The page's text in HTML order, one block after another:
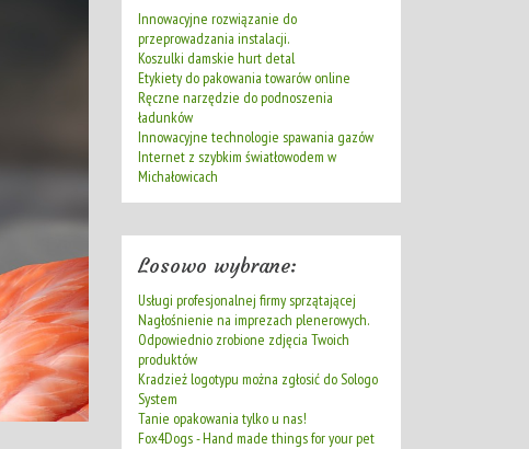
Innowacyjne rozwiązanie do
przeprowadzania instalacji.
Koszulki damskie hurt detal
Etykiety do pakowania towarów online
Ręczne narzędzie do podnoszenia
ładunków
Innowacyjne technologie spawania gazów
Internet z szybkim światłowodem w
Michałowicach
Losowo wybrane:
Usługi profesjonalnej firmy sprzątającej
Nagłośnienie na imprezach plenerowych.
Odpowiednio zrobione zdjęcia Twoich
produktów
Kradzież logotypu można zgłosić do Sologo
System
Tanie opakowania tylko u nas!
Fox4Dogs - Hand made things for your pet